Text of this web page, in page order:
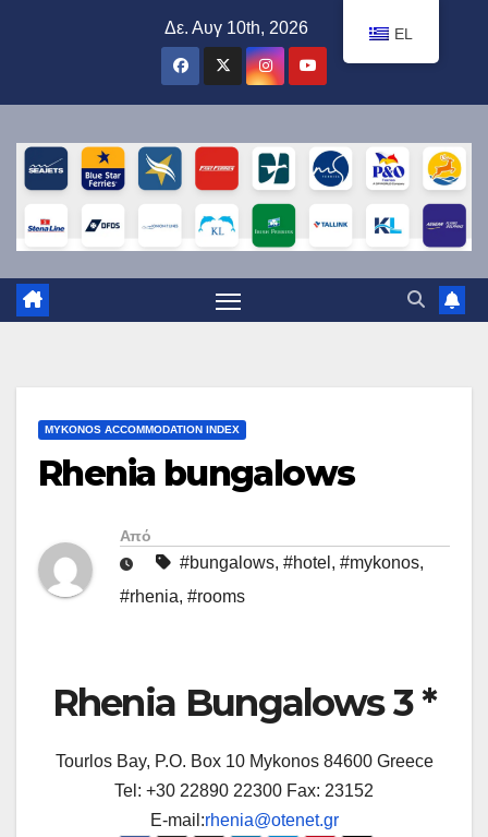
Δε. Αυγ 10th, 2026
MYKONOS ACCOMMODATION INDEX
Rhenia bungalows
Από
#bungalows, #hotel , #mykonos,
#rhenia, #rooms
Rhenia Bungalows 3 *
Tourlos Bay, P.O. Box 10 Mykonos 84600 Greece
Tel: +30 22890 22300 Fax: 23152
E-mail:rhenia@otenet.gr
EL